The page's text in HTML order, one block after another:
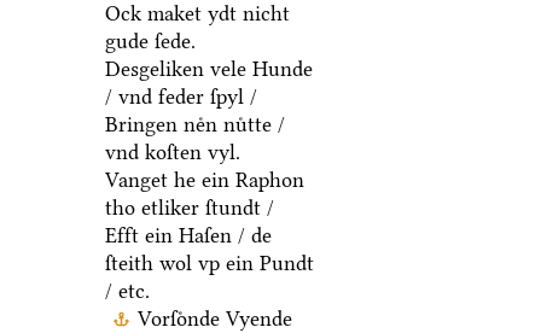
Ock maket ydt nicht
gude ſede.
Desgeliken vele Hunde
/ vnd feder ſpyl /
Bringen neͤn nuͤtte /
vnd koſten vyl.
Vanget he ein Raphon
tho etliker ſtundt /
Efft ein Haſen / de
ſteith wol vp ein Pundt
/ etc.
Vorſoͤnde Vyende